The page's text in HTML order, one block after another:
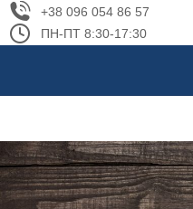
+38 096 054 86 57
ПН-ПТ 8:30-17:30